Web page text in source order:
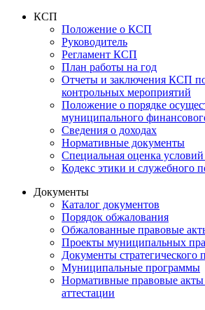
КСП
Положение о КСП
Руководитель
Регламент КСП
План работы на год
Отчеты и заключения КСП
контрольных мероприятий
Положение о порядке
муниципального
Сведения о доходах
Нормативные документы
Специальная оценка условий
Кодекс этики и служебного
Документы
Каталог документов
Порядок обжалования
Обжалованные правовые
Проекты муниципальных
Документы стратегического
Муниципальные программы
Нормативные правовые
аттестации